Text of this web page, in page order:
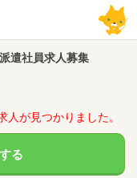
社員求人募集
が見つかりました。
る